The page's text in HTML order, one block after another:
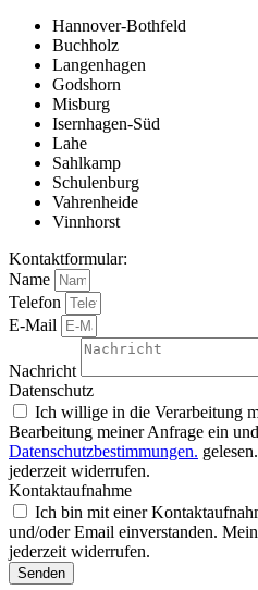
Hannover-Bothfeld
Buchholz
Langenhagen
Godshorn
Misburg
Isernhagen-Süd
Lahe
Sahlkamp
Schulenburg
Vahrenheide
Vinnhorst
Kontaktformular:
Name
Telefon
E-Mail
Nachricht
Datenschutz
Ich willige in die Verarbeitung
Bearbeitung meiner Anfrage ein
Datenschutzbestimmungen.
jederzeit widerrufen.
Kontaktaufnahme
Ich bin mit einer
und/oder Email einverstanden.
jederzeit widerrufen.
Senden